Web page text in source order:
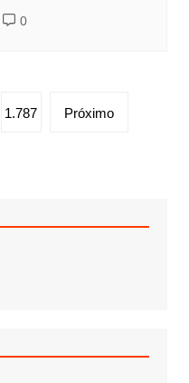
0
1.787 Próximo